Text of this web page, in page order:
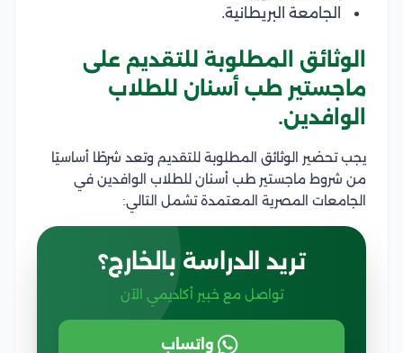
الجامعة البريطانية.
الوثائق المطلوبة للتقديم على
ماجستير طب أسنان للطلاب
الوافدين.
يجب تحضير الوثائق المطلوبة للتقديم وتعد شرطًا أساسيًا
من شروط ماجستير طب أسنان للطلاب الوافدين في
الجامعات المصرية المعتمدة تشمل التالي:
تريد الدراسة بالخارج؟
تواصل مع خبير أكاديمي الآن
واتساب